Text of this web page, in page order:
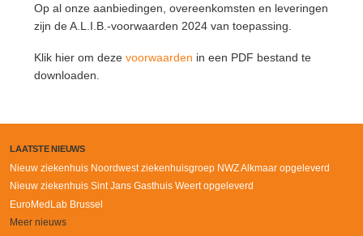
Op al onze aanbiedingen, overeenkomsten en leveringen
zijn de A.L.I.B.-voorwaarden 2024 van toepassing.
Klik hier om deze voorwaarden in een PDF bestand te
downloaden.
LAATSTE NIEUWS
Nieuw ziekenhuis Noordwest ziekenhuisgroep NWZ Alkmaar opgeleverd
Nieuw ziekenhuis Sint Jans Gasthuis Weert opgeleverd
EuroMedLab Brussel
Meer nieuws